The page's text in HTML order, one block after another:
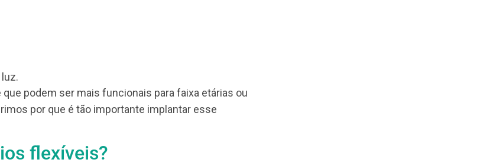
bem-estar, como aulas de ioga/zumba, descontos em
estudantes;
acesso à terapia, aconselhamento profissional, entre
e dependentes;